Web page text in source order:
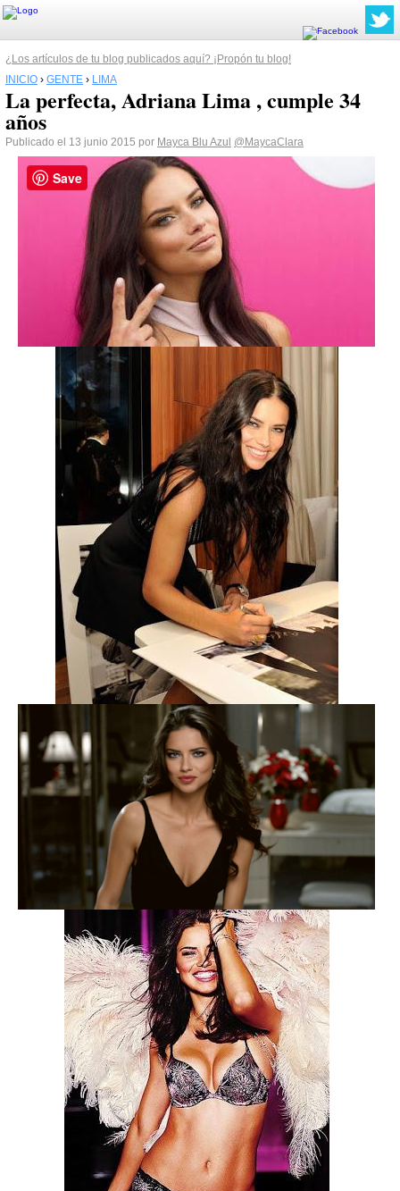
¿Los artículos de tu blog publicados aquí? ¡Propón tu blog!
INICIO › GENTE › LIMA
La perfecta, Adriana Lima , cumple 34
años
Publicado el 13 junio 2015 por Mayca Blu Azul @MaycaClara
Save